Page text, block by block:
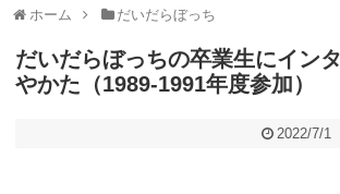
ホーム だいだらぼっち
だいだらぼっちの卒業生にイン
やかた（1989-1991年度参加）
2022/7/1